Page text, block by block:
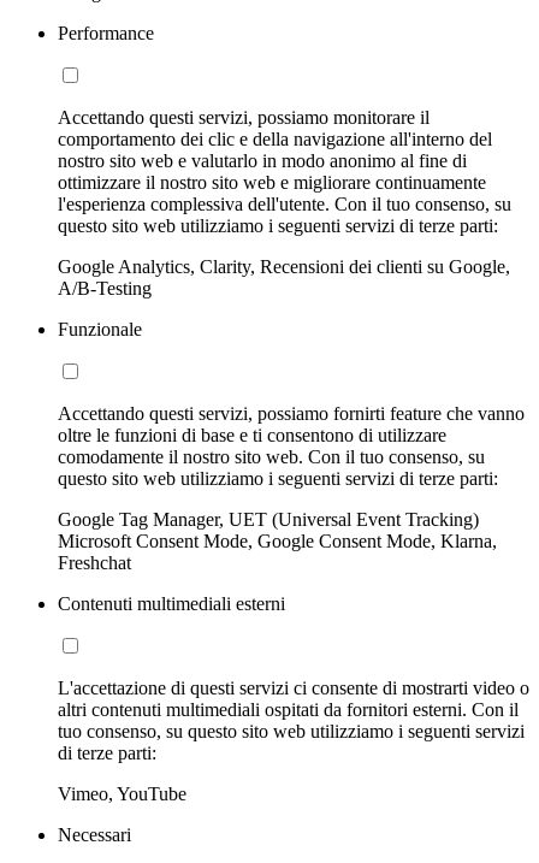
Performance
Accettando questi servizi, possiamo monitorare il
comportamento dei clic e della navigazione all'interno del
nostro sito web e valutarlo in modo anonimo al fine di
ottimizzare il nostro sito web e migliorare continuamente
l'esperienza complessiva dell'utente. Con il tuo consenso, su
questo sito web utilizziamo i seguenti servizi di terze parti:
Google Analytics, Clarity, Recensioni dei clienti su Google,
A/B-Testing
Funzionale
Accettando questi servizi, possiamo fornirti feature che vanno
oltre le funzioni di base e ti consentono di utilizzare
comodamente il nostro sito web. Con il tuo consenso, su
questo sito web utilizziamo i seguenti servizi di terze parti:
Google Tag Manager, UET (Universal Event Tracking)
Microsoft Consent Mode, Google Consent Mode, Klarna,
Freshchat
Contenuti multimediali esterni
L'accettazione di questi servizi ci consente di mostrarti video o
altri contenuti multimediali ospitati da fornitori esterni. Con il
tuo consenso, su questo sito web utilizziamo i seguenti servizi
di terze parti:
Vimeo, YouTube
Necessari